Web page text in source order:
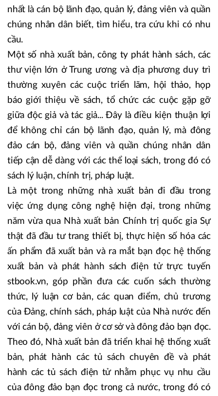
nhất là cán bộ lãnh đạo, quản lý, đảng viên và quần
chúng nhân dân biết, tìm hiểu, tra cứu khi có nhu
cầu.
Một số nhà xuất bản, công ty phát hành sách, các
thư viện lớn ở Trung ương và địa phương duy trì
thường xuyên các cuộc triển lãm, hội thảo, họp
báo giới thiệu về sách, tổ chức các cuộc gặp gỡ
giữa độc giả và tác giả... Đây là điều kiện thuận lợi
để không chỉ cán bộ lãnh đạo, quản lý, mà đông
đảo cán bộ, đảng viên và quần chúng nhân dân
tiếp cận dễ dàng với các thể loại sách, trong đó có
sách lý luận, chính trị, pháp luật.
Là một trong những nhà xuất bản đi đầu trong
việc ứng dụng công nghệ hiện đại, trong những
năm vừa qua Nhà xuất bản Chính trị quốc gia Sự
thật đã đầu tư trang thiết bị, thực hiện số hóa các
ấn phẩm đã xuất bản và ra mắt bạn đọc hệ thống
xuất bản và phát hành sách điện tử trực tuyến
stbook.vn, góp phần đưa các cuốn sách thường
thức, lý luận cơ bản, các quan điểm, chủ trương
của Đảng, chính sách, pháp luật của Nhà nước đến
với cán bộ, đảng viên ở cơ sở và đông đảo bạn đọc.
Theo đó, Nhà xuất bản đã triển khai hệ thống xuất
bản, phát hành các tủ sách chuyên đề và phát
hành các tủ sách điện tử nhằm phục vụ nhu cầu
của đông đảo bạn đọc trong cả nước, trong đó có